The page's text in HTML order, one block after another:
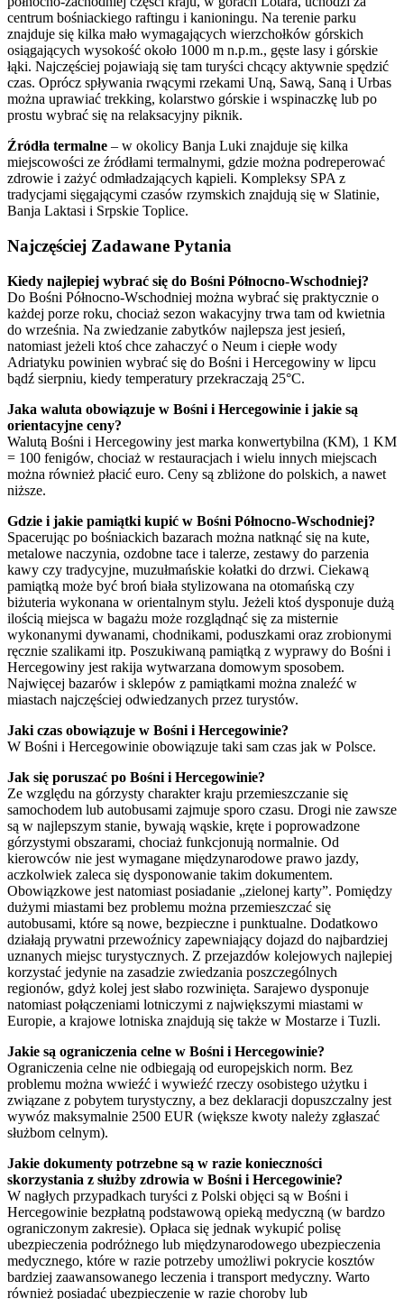
centrum bośniackiego raftingu i kanioningu. Na terenie parku
znajduje się kilka mało wymagających wierzchołków górskich
osiągających wysokość około 1000 m n.p.m., gęste lasy i górskie
łąki. Najczęściej pojawiają się tam turyści chcący aktywnie spędzić
czas. Oprócz spływania rwącymi rzekami Uną, Sawą, Saną i Urbas
można uprawiać trekking, kolarstwo górskie i wspinaczkę lub po
prostu wybrać się na relaksacyjny piknik.
Źródła termalne – w okolicy Banja Luki znajduje się kilka
miejscowości ze źródłami termalnymi, gdzie można podreperować
zdrowie i zażyć odmładzających kąpieli. Kompleksy SPA z
tradycjami sięgającymi czasów rzymskich znajdują się w Slatinie,
Banja Laktasi i Srpskie Toplice.
Najczęściej Zadawane Pytania
Kiedy najlepiej wybrać się do Bośni Północno-Wschodniej?
Do Bośni Północno-Wschodniej można wybrać się praktycznie o
każdej porze roku, chociaż sezon wakacyjny trwa tam od kwietnia
do września. Na zwiedzanie zabytków najlepsza jest jesień,
natomiast jeżeli ktoś chce zahaczyć o Neum i ciepłe wody
Adriatyku powinien wybrać się do Bośni i Hercegowiny w lipcu
bądź sierpniu, kiedy temperatury przekraczają 25°C.
Jaka waluta obowiązuje w Bośni i Hercegowinie i jakie są
orientacyjne ceny?
Walutą Bośni i Hercegowiny jest marka konwertybilna (KM), 1 KM
= 100 fenigów, chociaż w restauracjach i wielu innych miejscach
można również płacić euro. Ceny są zbliżone do polskich, a nawet
niższe.
Gdzie i jakie pamiątki kupić w Bośni Północno-Wschodniej?
Spacerując po bośniackich bazarach można natknąć się na kute,
metalowe naczynia, ozdobne tace i talerze, zestawy do parzenia
kawy czy tradycyjne, muzułmańskie kołatki do drzwi. Ciekawą
pamiątką może być broń biała stylizowana na otomańską czy
biżuteria wykonana w orientalnym stylu. Jeżeli ktoś dysponuje dużą
ilością miejsca w bagażu może rozglądnąć się za misternie
wykonanymi dywanami, chodnikami, poduszkami oraz zrobionymi
ręcznie szalikami itp. Poszukiwaną pamiątką z wyprawy do Bośni i
Hercegowiny jest rakija wytwarzana domowym sposobem.
Najwięcej bazarów i sklepów z pamiątkami można znaleźć w
miastach najczęściej odwiedzanych przez turystów.
Jaki czas obowiązuje w Bośni i Hercegowinie?
W Bośni i Hercegowinie obowiązuje taki sam czas jak w Polsce.
Jak się poruszać po Bośni i Hercegowinie?
Ze względu na górzysty charakter kraju przemieszczanie się
samochodem lub autobusami zajmuje sporo czasu. Drogi nie zawsze
są w najlepszym stanie, bywają wąskie, kręte i poprowadzone
górzystymi obszarami, chociaż funkcjonują normalnie. Od
kierowców nie jest wymagane międzynarodowe prawo jazdy,
aczkolwiek zaleca się dysponowanie takim dokumentem.
Obowiązkowe jest natomiast posiadanie „zielonej karty”. Pomiędzy
dużymi miastami bez problemu można przemieszczać się
autobusami, które są nowe, bezpieczne i punktualne. Dodatkowo
działają prywatni przewoźnicy zapewniający dojazd do najbardziej
uznanych miejsc turystycznych. Z przejazdów kolejowych najlepiej
korzystać jedynie na zasadzie zwiedzania poszczególnych
regionów, gdyż kolej jest słabo rozwinięta. Sarajewo dysponuje
natomiast połączeniami lotniczymi z największymi miastami w
Europie, a krajowe lotniska znajdują się także w Mostarze i Tuzli.
Jakie są ograniczenia celne w Bośni i Hercegowinie?
Ograniczenia celne nie odbiegają od europejskich norm. Bez
problemu można wwieźć i wywieźć rzeczy osobistego użytku i
związane z pobytem turystyczny, a bez deklaracji dopuszczalny jest
wywóz maksymalnie 2500 EUR (większe kwoty należy zgłaszać
służbom celnym).
Jakie dokumenty potrzebne są w razie konieczności
skorzystania z służby zdrowia w Bośni i Hercegowinie?
W nagłych przypadkach turyści z Polski objęci są w Bośni i
Hercegowinie bezpłatną podstawową opieką medyczną (w bardzo
ograniczonym zakresie). Opłaca się jednak wykupić polisę
ubezpieczenia podróżnego lub międzynarodowego ubezpieczenia
medycznego, które w razie potrzeby umożliwi pokrycie kosztów
bardziej zaawansowanego leczenia i transport medyczny. Warto
również posiadać ubezpieczenie w razie choroby lub